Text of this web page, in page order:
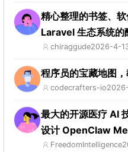
精心整理的书签、
Laravel 生态系统的
chiraggude2026-4-
程序员的宝藏地图
codecrafters-io
最大的开源医疗 AI
设计 OpenClaw
FreedomIntelligence